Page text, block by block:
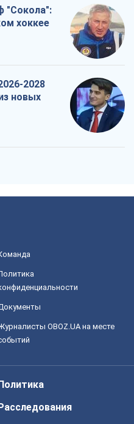
"Сокола":
хоккее
2028
новых
OBOZ.UA на месте
Политика
Расследования